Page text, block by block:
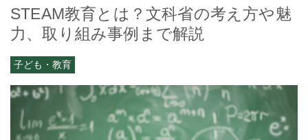
STEAM教育とは？文科省の考え方や魅
力、取り組み事例まで解説
子ども・教育